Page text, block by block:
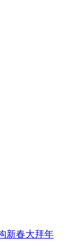
新春大拜年